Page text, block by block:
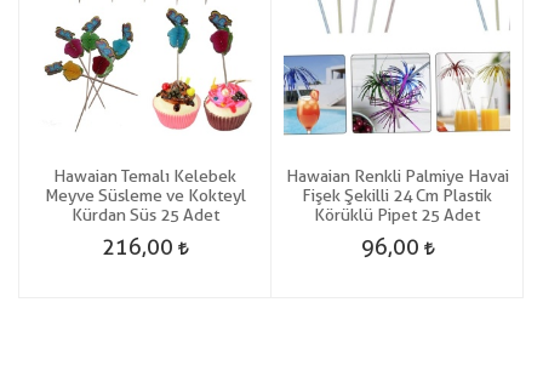
Hawaian Temalı Kelebek
Meyve Süsleme ve Kokteyl
Kürdan Süs 25 Adet
216,00
Hawaian Renkli Palmiye Havai
Fişek Şekilli 24 Cm Plastik
Körüklü Pipet 25 Adet
96,00